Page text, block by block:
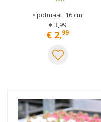
• potmaat: 16 cm
€3,99
€ 2,99